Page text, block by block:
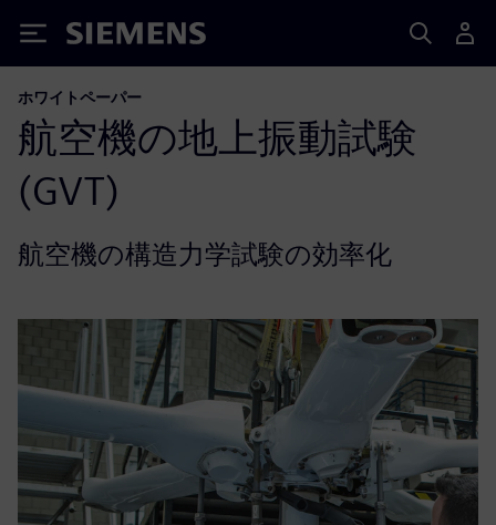
Siemens
ホワイトペーパー
航空機の地上振動試験
(GVT)
航空機の構造力学試験の効率化